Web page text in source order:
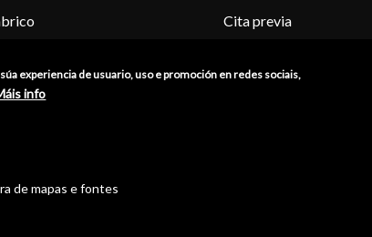
Cita previa
Catálogo de trámites
experiencia de usuario, uso e promoción en redes sociais,
info
de mapas e fontes